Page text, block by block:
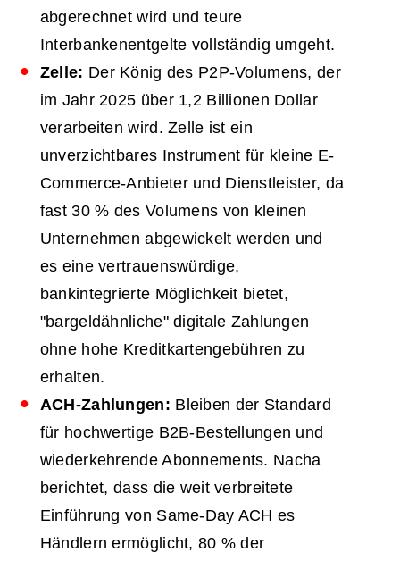
abgerechnet wird und teure
Interbankenentgelte vollständig umgeht.
Zelle: Der König des P2P-Volumens, der
im Jahr 2025 über 1,2 Billionen Dollar
verarbeiten wird. Zelle ist ein
unverzichtbares Instrument für kleine E-
Commerce-Anbieter und Dienstleister, da
fast 30 % des Volumens von kleinen
Unternehmen abgewickelt werden und
es eine vertrauenswürdige,
bankintegrierte Möglichkeit bietet,
"bargeldähnliche" digitale Zahlungen
ohne hohe Kreditkartengebühren zu
erhalten.
ACH-Zahlungen: Bleiben der Standard
für hochwertige B2B-Bestellungen und
wiederkehrende Abonnements. Nacha
berichtet, dass die weit verbreitete
Einführung von Same-Day ACH es
Händlern ermöglicht, 80 % der